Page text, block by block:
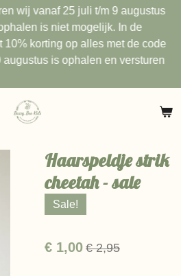
wij vanaf 25 juli t/m 9 augustus
is niet mogelijk. In de
10% korting op alles met de code
is ophalen en versturen
Haarspeldje strik
cheetah - sale
Sale!
€ 1,00 € 2,95